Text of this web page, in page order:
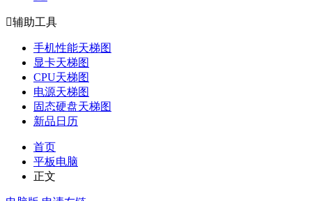
辅助工具
手机性能天梯图
显卡天梯图
CPU天梯图
电源天梯图
固态硬盘天梯图
新品日历
首页
平板电脑
正文